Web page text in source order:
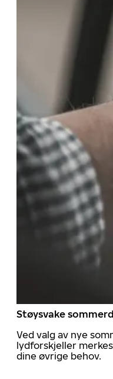
Støysvake
Ved valg av nye
lydforskjeller
dine øvrige behov.